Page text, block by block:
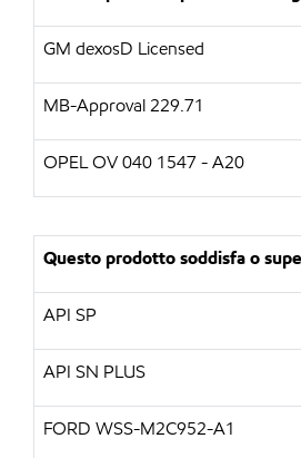
GM dexosD Licensed
MB-Approval 229.71
OPEL OV 040 1547 - A20
Questo prodotto soddisfa o
API SP
API SN PLUS
FORD WSS-M2C952-A1